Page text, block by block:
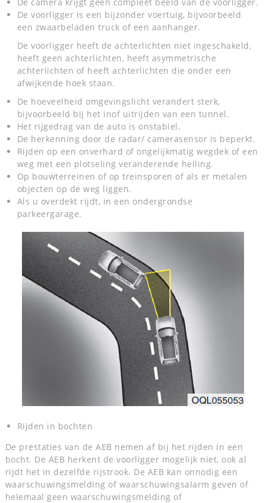
De voorligger is een bijzonder voertuig, bijvoorbeeld
een zwaarbeladen truck of een aanhanger.
De voorligger heeft de achterlichten niet ingeschakeld,
heeft geen achterlichten, heeft asymmetrische
achterlichten of heeft achterlichten die onder een
afwijkende hoek staan.
De hoeveelheid omgevingslicht verandert sterk,
bijvoorbeeld bij het inof uitrijden van een tunnel.
Het rijgedrag van de auto is onstabiel.
De herkenning door de radar/ camerasensor is beperkt.
Rijden op een onverhard of ongelijkmatig wegdek of een
weg met een plotseling veranderende helling.
Op bouwterreinen of op treinsporen of als er metalen
objecten op de weg liggen.
Als u overdekt rijdt, in een ondergrondse
parkeergarage.
Rijden in bochten
De prestaties van de AEB nemen af bij het rijden in een
bocht. De AEB herkent de voorligger mogelijk niet, ook al
rijdt het in dezelfde rijstrook. De AEB kan onnodig een
waarschuwingsmelding of waarschuwingsalarm geven of
helemaal geen waarschuwingsmelding of